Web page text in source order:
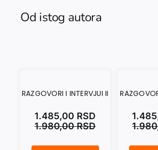
Od istog autora
RAZGOVORI I INTERVJUI II
1.980,00RSD
1.485,00 RSD